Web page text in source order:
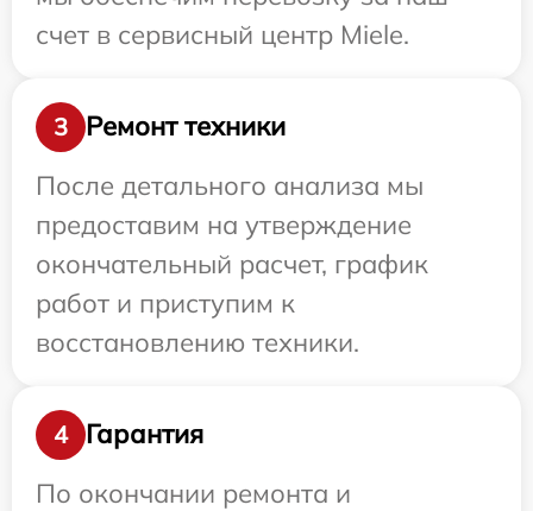
счет в сервисный центр Miele.
3
Ремонт техники
После детального анализа мы
предоставим на утверждение
окончательный расчет, график
работ и приступим к
восстановлению техники.
4
Гарантия
По окончании ремонта и